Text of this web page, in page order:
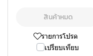
สินค้าหมด
รายการโปรด
เปรียบเทียบ